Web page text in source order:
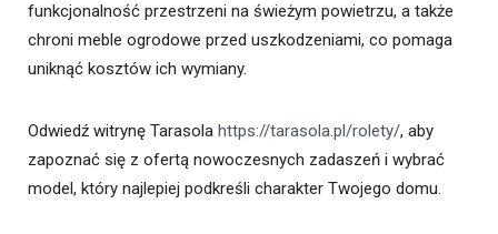
funkcjonalność przestrzeni na świeżym powietrzu, a także
chroni meble ogrodowe przed uszkodzeniami, co pomaga
uniknąć kosztów ich wymiany.
Odwiedź witrynę Tarasola https://tarasola.pl/rolety/, aby
zapoznać się z ofertą nowoczesnych zadaszeń i wybrać
model, który najlepiej podkreśli charakter Twojego domu.